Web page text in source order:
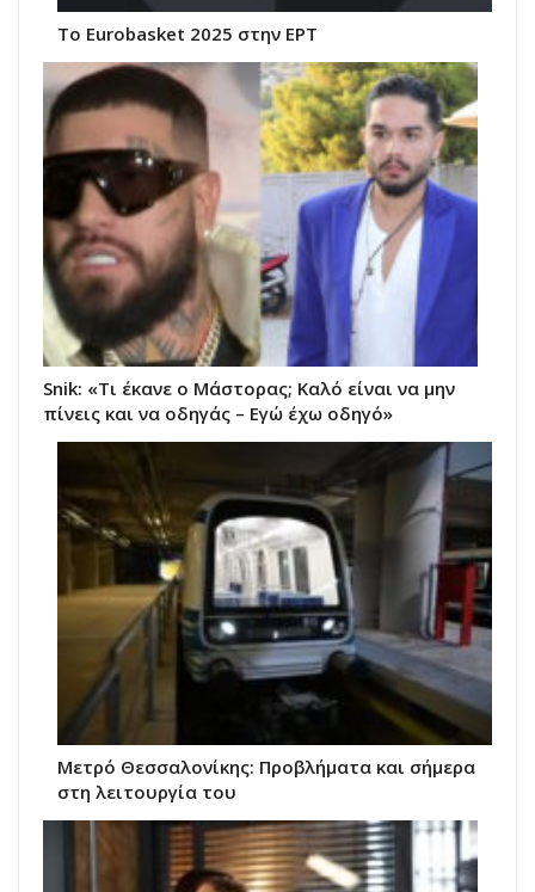
Το Eurobasket 2025 στην ΕΡΤ
Snik: «Τι έκανε ο Μάστορας; Καλό είναι να μην
πίνεις και να οδηγάς – Εγώ έχω οδηγό»
Μετρό Θεσσαλονίκης: Προβλήματα και σήμερα
στη λειτουργία του